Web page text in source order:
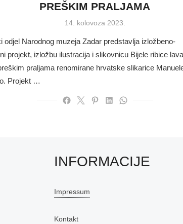
PREŠKIM PRALJAMA
Posted
14. kolovoza 2023.
odjel Narodnog muzeja Zadar predstavlja izložbeno-
projekt, izložbu ilustracija i slikovnicu Bijele ribice
praljama renomirane hrvatske slikarice
Projekt …
INFORMACIJE
Impressum
Kontakt